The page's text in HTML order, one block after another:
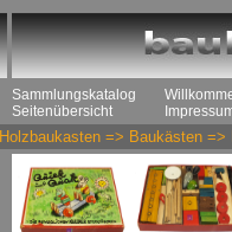
Sammlungskatalog
Seitenübersicht
Holzbaukasten => Baukästen =>